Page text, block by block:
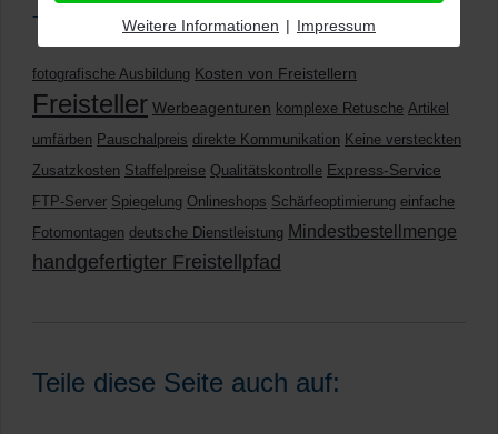
Tags
fotografische Ausbildung Kosten von Freistellern
Freisteller Werbeagenturen komplexe Retusche Artikel
umfärben Pauschalpreis direkte Kommunikation Keine versteckten
Zusatzkosten Staffelpreise Qualitätskontrolle Express-Service
FTP-Server Spiegelung Onlineshops Schärfeoptimierung einfache
Fotomontagen deutsche Dienstleistung Mindestbestellmenge
handgefertigter Freistellpfad
Teile diese Seite auch auf:
Weitere Informationen | Impressum